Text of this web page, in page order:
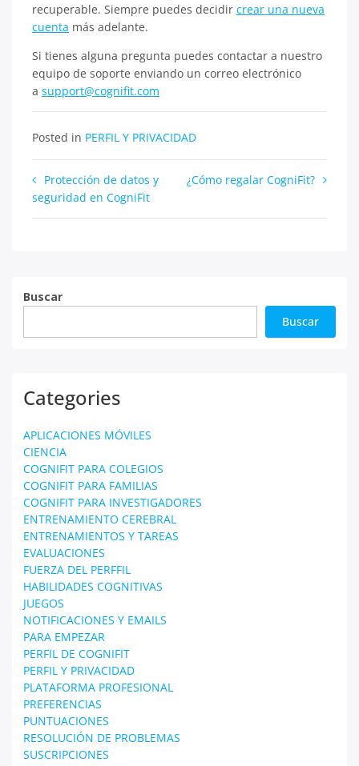
recuperable. Siempre puedes decidir crear una nueva
cuenta más adelante.
Si tienes alguna pregunta puedes contactar a nuestro
equipo de soporte enviando un correo electrónico
a support@cognifit.com
Posted in PERFIL Y PRIVACIDAD
Navegación
de
Protección de datos y
seguridad en CogniFit
¿Cómo regalar CogniFit?
Buscar
Buscar
Categories
APLICACIONES MÓVILES
CIENCIA
COGNIFIT PARA COLEGIOS
COGNIFIT PARA FAMILIAS
COGNIFIT PARA INVESTIGADORES
ENTRENAMIENTO CEREBRAL
ENTRENAMIENTOS Y TAREAS
EVALUACIONES
FUERZA DEL PERFFIL
HABILIDADES COGNITIVAS
JUEGOS
NOTIFICACIONES Y EMAILS
PARA EMPEZAR
PERFIL DE COGNIFIT
PERFIL Y PRIVACIDAD
PLATAFORMA PROFESIONAL
PREFERENCIAS
PUNTUACIONES
RESOLUCIÓN DE PROBLEMAS
SUSCRIPCIONES